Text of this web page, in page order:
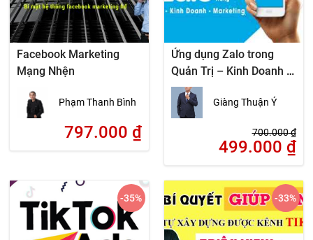
Facebook Marketing
Mạng Nhện
Phạm Thanh Bình
797.000 ₫
Ứng dụng Zalo trong
Quản Trị – Kinh Doanh –
Marketing
Giàng Thuận Ý
700.000₫
499.000 ₫
-35% -33%